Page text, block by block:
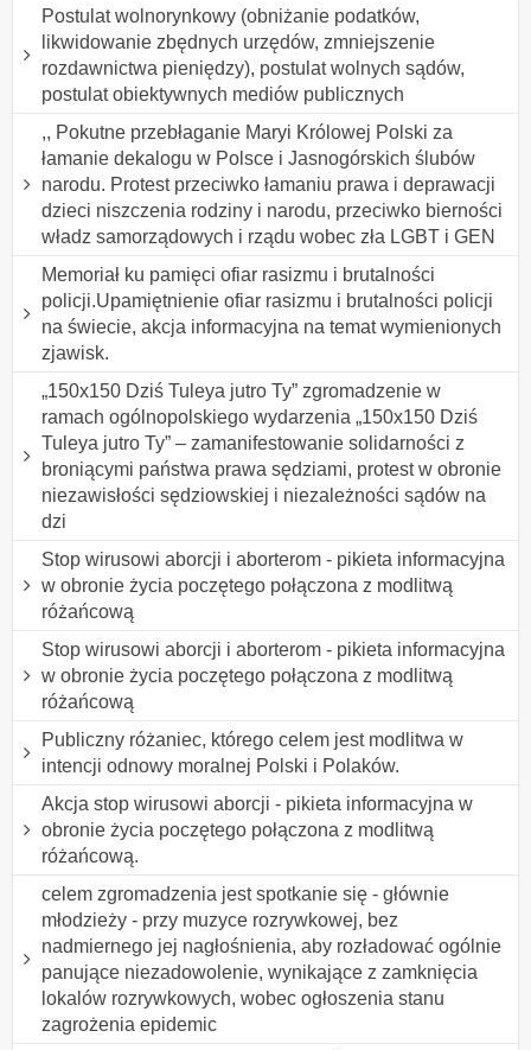
Postulat wolnorynkowy (obniżanie podatków,
likwidowanie zbędnych urzędów, zmniejszenie
rozdawnictwa pieniędzy), postulat wolnych sądów,
postulat obiektywnych mediów publicznych
,, Pokutne przebłaganie Maryi Królowej Polski za
łamanie dekalogu w Polsce i Jasnogórskich ślubów
narodu. Protest przeciwko łamaniu prawa i deprawacji
dzieci niszczenia rodziny i narodu, przeciwko bierności
władz samorządowych i rządu wobec zła LGBT i GEN
Memoriał ku pamięci ofiar rasizmu i brutalności
policji.Upamiętnienie ofiar rasizmu i brutalności policji
na świecie, akcja informacyjna na temat wymienionych
zjawisk.
„150x150 Dziś Tuleya jutro Ty” zgromadzenie w
ramach ogólnopolskiego wydarzenia „150x150 Dziś
Tuleya jutro Ty” – zamanifestowanie solidarności z
broniącymi państwa prawa sędziami, protest w obronie
niezawisłości sędziowskiej i niezależności sądów na
dzi
Stop wirusowi aborcji i aborterom - pikieta informacyjna
w obronie życia poczętego połączona z modlitwą
różańcową
Stop wirusowi aborcji i aborterom - pikieta informacyjna
w obronie życia poczętego połączona z modlitwą
różańcową
Publiczny różaniec, którego celem jest modlitwa w
intencji odnowy moralnej Polski i Polaków.
Akcja stop wirusowi aborcji - pikieta informacyjna w
obronie życia poczętego połączona z modlitwą
różańcową.
celem zgromadzenia jest spotkanie się - głównie
młodzieży - przy muzyce rozrywkowej, bez
nadmiernego jej nagłośnienia, aby rozładować ogólnie
panujące niezadowolenie, wynikające z zamknięcia
lokalów rozrywkowych, wobec ogłoszenia stanu
zagrożenia epidemic